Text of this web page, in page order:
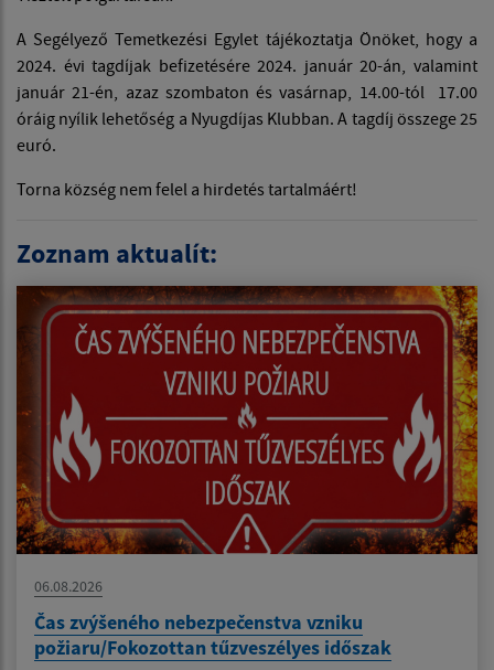
A Segélyező Temetkezési Egylet tájékoztatja Önöket, hogy a
2024. évi tagdíjak befizetésére 2024. január 20-án, valamint
január 21-én, azaz szombaton és vasárnap, 14.00-tól 17.00
óráig nyílik lehetőség a Nyugdíjas Klubban. A tagdíj összege 25
euró.
Torna község nem felel a hirdetés tartalmáért!
Zoznam aktualít:
06.08.2026
Čas zvýšeného nebezpečenstva vzniku
požiaru/Fokozottan tűzveszélyes időszak